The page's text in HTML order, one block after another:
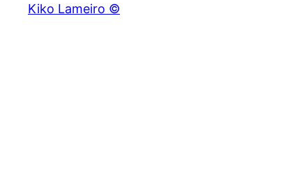
Kiko Lameiro ©